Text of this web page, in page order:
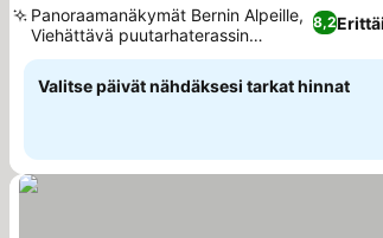
8,2
Panoraamanäkymät Bernin Alpeille,
Viehättävä puutarhaterassin
ruokailu
Valitse päivät nähdäksesi tarkat hinnat